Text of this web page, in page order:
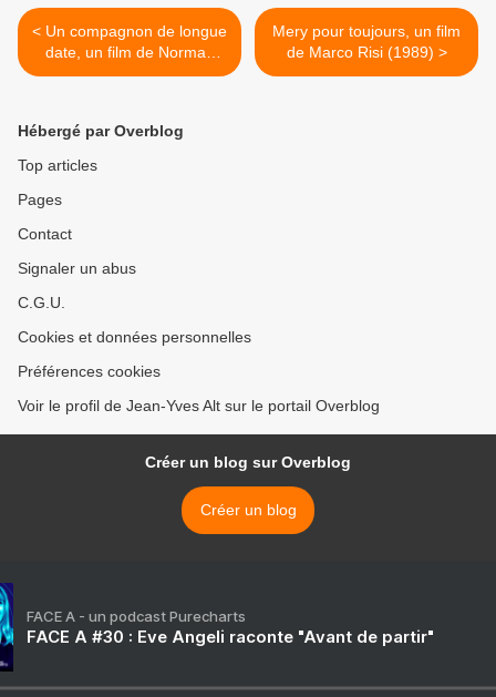
< Un compagnon de longue
date, un film de Norman
René (1990)
Mery pour toujours, un film
de Marco Risi (1989) >
Hébergé par Overblog
Top articles
Pages
Contact
Signaler un abus
C.G.U.
Cookies et données personnelles
Préférences cookies
Voir le profil de Jean-Yves Alt sur le portail Overblog
Créer un blog sur Overblog
Créer un blog
FACE A - un podcast Purecharts
FACE A #30 : Eve Angeli raconte "Avant de partir"